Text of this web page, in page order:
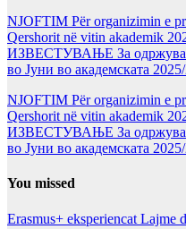
NJOFTIM Për organizimin e
Qershorit në vitin akademik
ИЗВЕСТУВАЊЕ За
во Јуни во академската
NJOFTIM Për organizimin e
Qershorit në vitin akademik
ИЗВЕСТУВАЊЕ За
во Јуни во академската
You missed
Erasmus+ eksperiencat Lajme